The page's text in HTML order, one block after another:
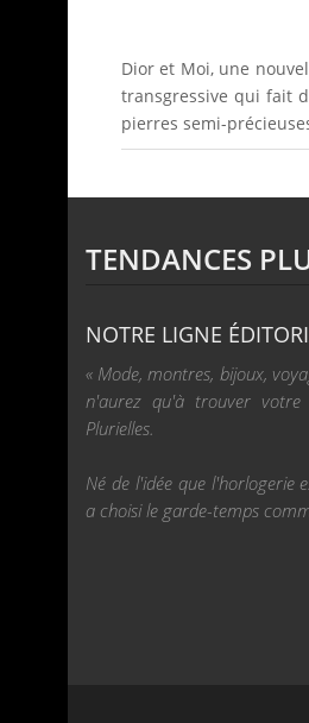
Dior et Moi, une
transgressive qui fait
pierres semi-
TENDANCES
NOTRE LIGNE
« Mode, montres, bijoux,
n'aurez qu'à trouver votre
Plurielles.
Né de l'idée que l'horlogerie
a choisi le garde-temps